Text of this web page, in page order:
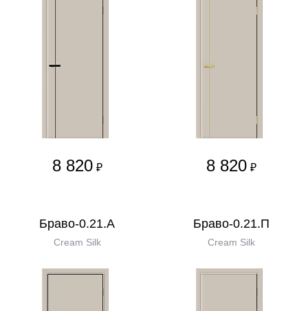
8 820 ₽ 8 820 ₽
Браво-0.21.А
Cream Silk
Браво-0.21.П
Cream Silk